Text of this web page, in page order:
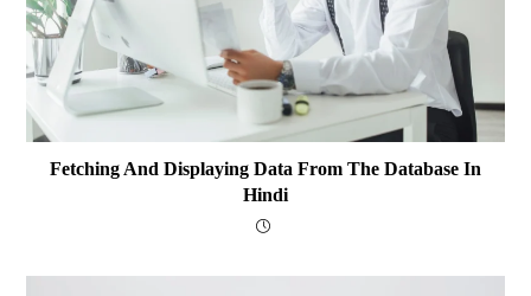
Fetching And Displaying Data From The Database In
Hindi